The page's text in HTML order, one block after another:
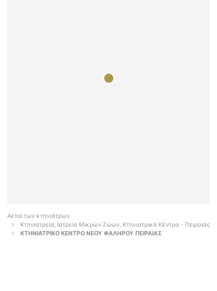
Αετοί των κτηνιάτρων
Κτηνιατρεία, Ιατρεία Μικρών Ζώων, Κτηνιατρικά Κέντρα - Πειραιάς
ΚΤΗΝΙΑΤΡΙΚΟ ΚΕΝΤΡΟ ΝΕΟΥ ΦΑΛΗΡΟΥ ΠΕΙΡΑΙΑΣ